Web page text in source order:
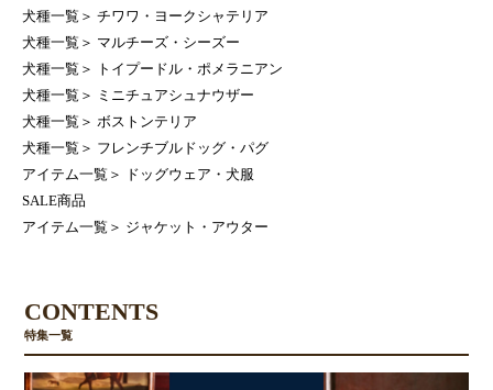
犬種一覧 ＞ チワワ・ヨークシャテリア
犬種一覧 ＞ マルチーズ・シーズー
犬種一覧 ＞
トイプードル・ポメラニアン
犬種一覧 ＞
ミニチュアシュナウザー
犬種一覧 ＞ ボストンテリア
犬種一覧 ＞ フレンチブルドッグ・パグ
アイテム一覧 ＞
ドッグウェア・犬服
SALE商品
アイテム一覧 ＞ ジャケット・アウター
CONTENTS
特集一覧